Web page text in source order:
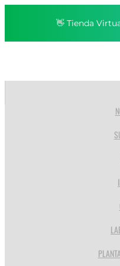
👋 Tienda